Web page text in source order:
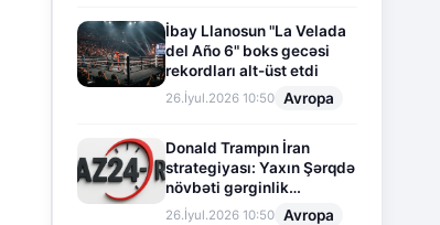
İbay Llanosun "La Velada
del Año 6" boks gecəsi
rekordları alt-üst etdi
26.İyul.2026 10:50 Avropa
Donald Trampın İran
strategiyası: Yaxın Şərqdə
növbəti gərginlik
mərhələsi
26.İyul.2026 10:50 Avropa